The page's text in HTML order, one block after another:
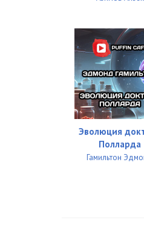
40 Пракс
41 Авасарала
42 Холден
43 Бобби
44 Холден
45 Авасарала
Эволюция
Полларда
Гамильтон